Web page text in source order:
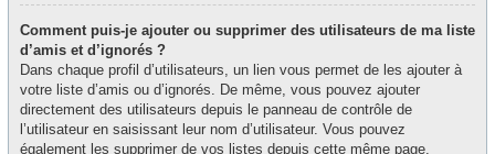
Comment puis-je ajouter ou supprimer des utilisateurs de ma liste
d’amis et d’ignorés ?
Dans chaque profil d’utilisateurs, un lien vous permet de les ajouter à
votre liste d’amis ou d’ignorés. De même, vous pouvez ajouter
directement des utilisateurs depuis le panneau de contrôle de
l’utilisateur en saisissant leur nom d’utilisateur. Vous pouvez
également les supprimer de vos listes depuis cette même page.